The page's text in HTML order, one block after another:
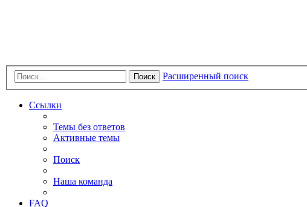
Поиск Расширенный поиск
Ссылки
Темы без ответов
Активные темы
Поиск
Наша команда
FAQ